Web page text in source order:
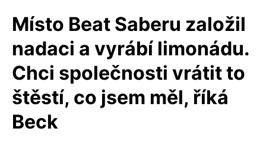
Místo Beat Saberu založil
nadaci a vyrábí limonádu.
Chci společnosti vrátit to
štěstí, co jsem měl, říká
Beck